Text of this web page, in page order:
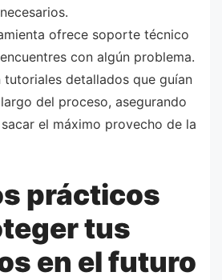
ofrece soporte técnico
con algún problema.
tutoriales detallados que guían
del proceso, asegurando
el máximo provecho de la
prácticos
tus
en el futuro